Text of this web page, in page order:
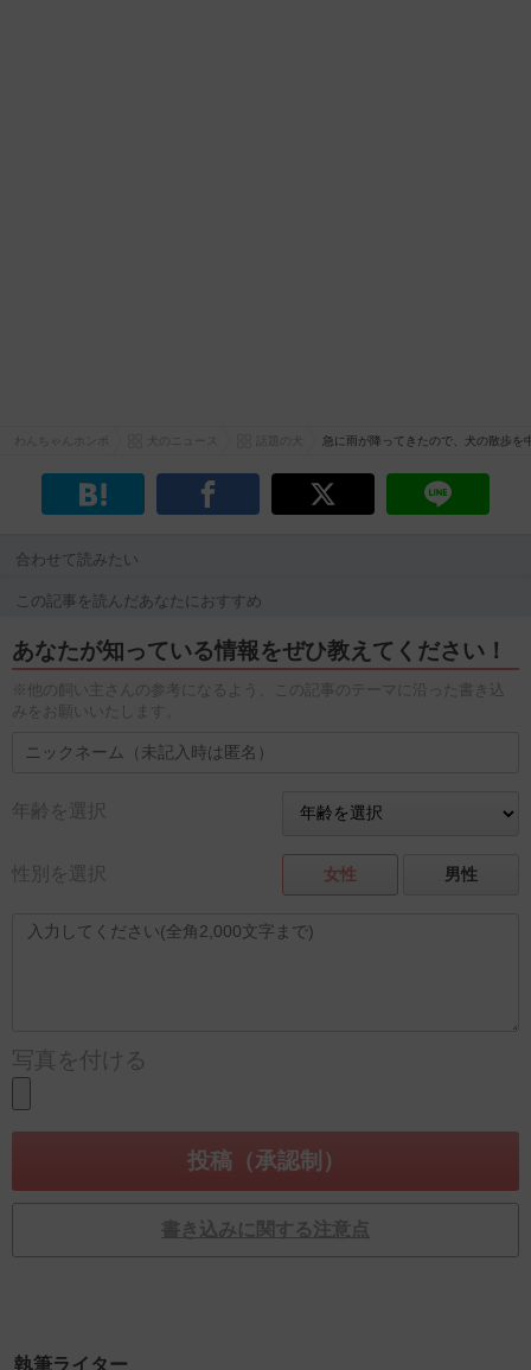
急に雨が降ってきたので、犬の散歩
合わせて読みたい
この記事を読んだあなたにおすすめ
あなたが知っている情報をぜひ教えてください！
※他の飼い主さんの参考になるよう、この記事のテーマに沿った書き込
みをお願いいたします。
年齢を選択
性別を選択 女性 男性
写真を付ける
書き込みに関する注意点
執筆ライター